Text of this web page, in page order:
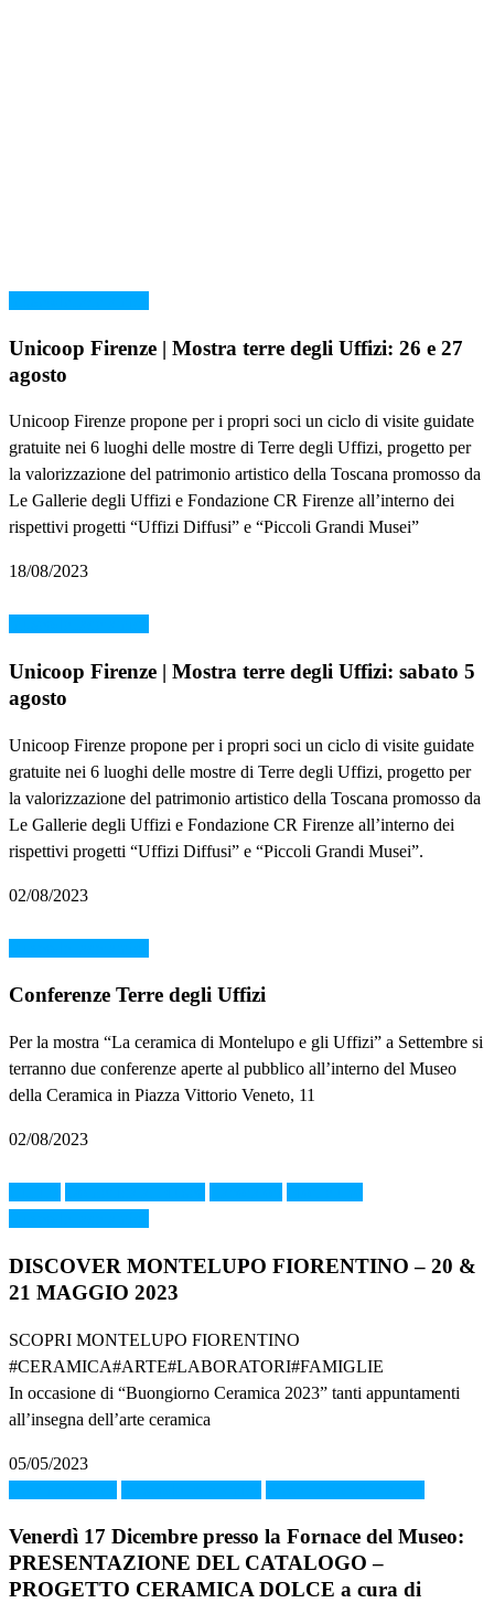
Unicoop Firenze | Mostra terre degli Uffizi: 26 e 27
agosto
Unicoop Firenze propone per i propri soci un ciclo di visite guidate
gratuite nei 6 luoghi delle mostre di Terre degli Uffizi, progetto per
la valorizzazione del patrimonio artistico della Toscana promosso da
Le Gallerie degli Uffizi e Fondazione CR Firenze all’interno dei
rispettivi progetti “Uffizi Diffusi” e “Piccoli Grandi Musei”
18/08/2023
Unicoop Firenze | Mostra terre degli Uffizi: sabato 5
agosto
Unicoop Firenze propone per i propri soci un ciclo di visite guidate
gratuite nei 6 luoghi delle mostre di Terre degli Uffizi, progetto per
la valorizzazione del patrimonio artistico della Toscana promosso da
Le Gallerie degli Uffizi e Fondazione CR Firenze all’interno dei
rispettivi progetti “Uffizi Diffusi” e “Piccoli Grandi Musei”.
02/08/2023
Conferenze Terre degli Uffizi
Per la mostra “La ceramica di Montelupo e gli Uffizi” a Settembre si
terranno due conferenze aperte al pubblico all’interno del Museo
della Ceramica in Piazza Vittorio Veneto, 11
02/08/2023
DISCOVER MONTELUPO FIORENTINO – 20 &
21 MAGGIO 2023
SCOPRI MONTELUPO FIORENTINO
#CERAMICA#ARTE#LABORATORI#FAMIGLIE
In occasione di “Buongiorno Ceramica 2023” tanti appuntamenti
all’insegna dell’arte ceramica
05/05/2023
Venerdì 17 Dicembre presso la Fornace del Museo:
PRESENTAZIONE DEL CATALOGO –
PROGETTO CERAMICA DOLCE a cura di